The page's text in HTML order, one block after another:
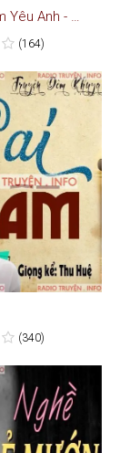
Thầy À! Em Yêu Anh - Truyện Ngôn Tình
(164)
(340)